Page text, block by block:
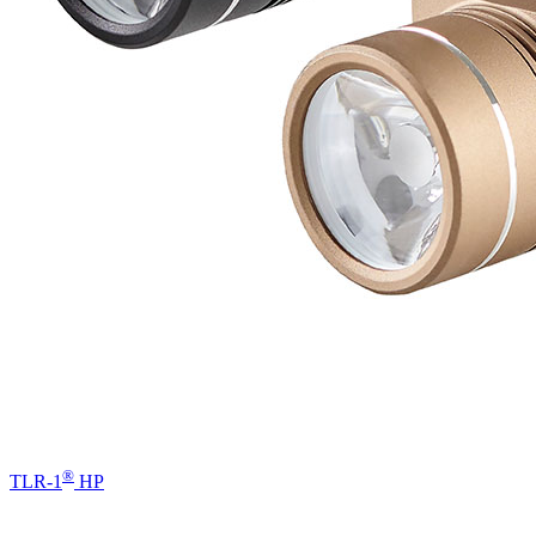
TLR-1 ® HP